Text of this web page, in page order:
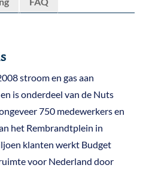
stroom en gas aan
is onderdeel van de Nuts
750 medewerkers en
het Rembrandtplein in
klanten werkt Budget
voor Nederland door